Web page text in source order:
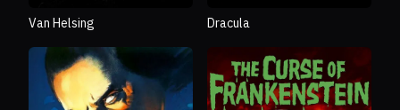
Van Helsing Dracula